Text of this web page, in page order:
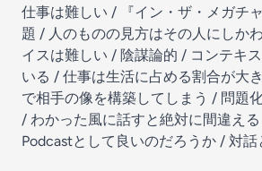
仕事は難しい / 『イン・ザ・メガチ
題 / 人のものの見方はその人にしか
イスは難しい / 陰謀論的 / コンテキ
いる / 仕事は生活に占める割合が大
で相手の像を構築してしまう / 問題
/ わかった風に話すと絶対に間違え
Podcastとして良いのだろうか / 対話